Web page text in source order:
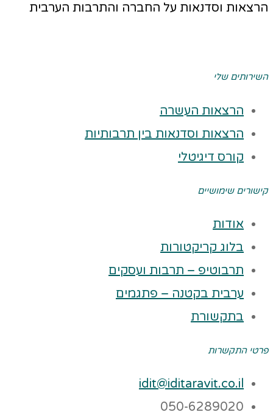
הרצאות וסדנאות על החברה והתרבות הערבית
השירותים שלי
הרצאות העשרה
הרצאות וסדנאות בין תרבותיות
קורס דיגיטלי
קישורים שימושיים
אודות
בלוג קריקטורות
תרבוטיפ – תרבות ועסקים
ערבית בקטנה – פתגמים
בתקשורת
פרטי התקשרות
idit@iditaravit.co.il
050-6289020